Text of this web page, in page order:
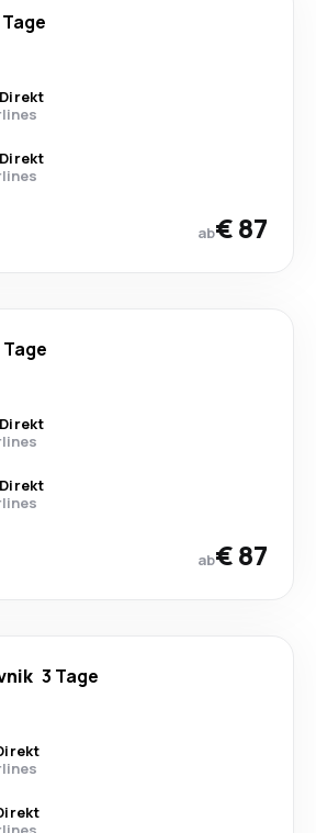
Direkt
Direkt
ab€ 87
Tage
Direkt
Direkt
ab€ 87
3 Tage